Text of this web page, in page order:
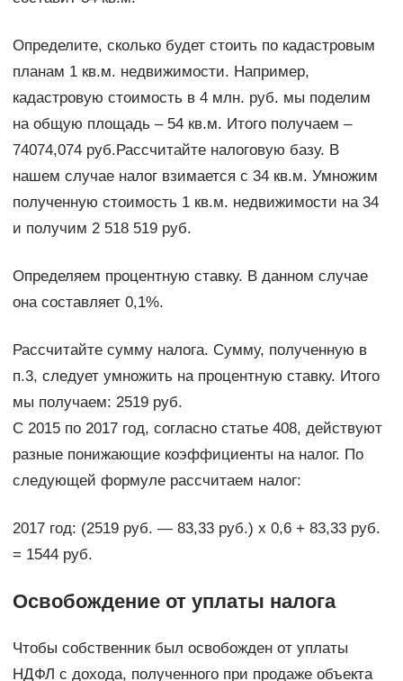
Определите, сколько будет стоить по кадастровым
планам 1 кв.м. недвижимости. Например,
кадастровую стоимость в 4 млн. руб. мы поделим
на общую площадь – 54 кв.м. Итого получаем –
74074,074 руб.Рассчитайте налоговую базу. В
нашем случае налог взимается с 34 кв.м. Умножим
полученную стоимость 1 кв.м. недвижимости на 34
и получим 2 518 519 руб.
Определяем процентную ставку. В данном случае
она составляет 0,1%.
Рассчитайте сумму налога. Сумму, полученную в
п.3, следует умножить на процентную ставку. Итого
мы получаем: 2519 руб.
С 2015 по 2017 год, согласно статье 408, действуют
разные понижающие коэффициенты на налог. По
следующей формуле рассчитаем налог:
2017 год: (2519 руб. — 83,33 руб.) х 0,6 + 83,33 руб.
= 1544 руб.
Освобождение от уплаты налога
Чтобы собственник был освобожден от уплаты
НДФЛ с дохода, полученного при продаже объекта